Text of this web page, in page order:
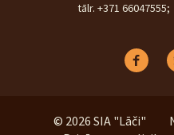
tālr. +371
© 2026 SIA "Lāči"